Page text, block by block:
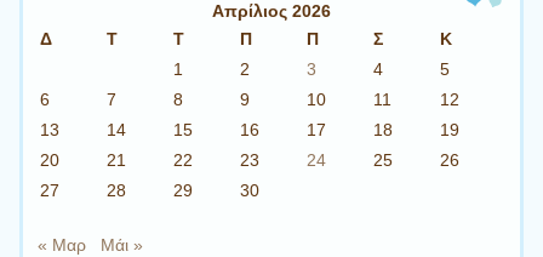
Απρίλιος 2026
Δ
Τ Τ Π Π Σ
Κ
1
2 3 4
5
6
7 8 9 10 11
12
13
14 15 16 17 18
19
20
21 22 23 24 25
26
27
28 29 30
« Μαρ Μάι »